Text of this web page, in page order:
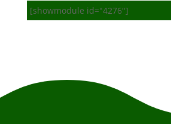
[showmodule id="4276"]